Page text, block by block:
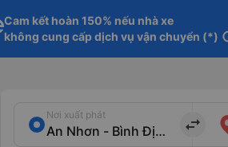
Cam kết hoàn 150% nếu nhà xe
không cung cấp dịch vụ vận chuyển (*)
Nơi xuất phát
import_export